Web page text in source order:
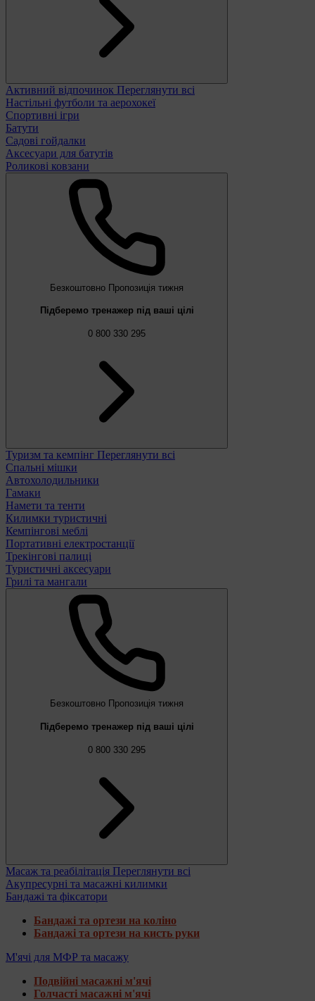
Активний відпочинок Переглянути всі
Настільні футболи та аерохокеї
Спортивні ігри
Батути
Садові гойдалки
Аксесуари для батутів
Роликові ковзани
Безкоштовно Пропозиція тижня
Підберемо тренажер під ваші цілі
0 800 330 295
Туризм та кемпінг Переглянути всі
Спальні мішки
Автохолодильники
Гамаки
Намети та тенти
Килимки туристичні
Кемпінгові меблі
Портативні електростанції
Трекінгові палиці
Туристичні аксесуари
Грилі та мангали
Безкоштовно Пропозиція тижня
Підберемо тренажер під ваші цілі
0 800 330 295
Масаж та реабілітація Переглянути всі
Акупресурні та масажні килимки
Бандажі та фіксатори
Бандажі та ортези на коліно
Бандажі та ортези на кисть руки
М'ячі для МФР та масажу
Подвійні масажні м'ячі
Голчасті масажні м'ячі